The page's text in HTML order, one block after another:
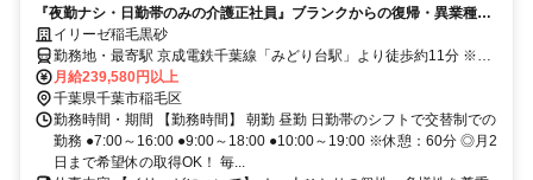
『夜勤ナシ・日勤帯のみの介護正社員』ブランクからの復帰・異業種か
らの転職も大歓迎です！
イリーゼ稲毛黒砂
勤務地・最寄駅 京成電鉄千葉線「みどり台駅」より徒歩約11分 ※車
通勤OK
月給239,580円以上
千葉県千葉市稲毛区
勤務時間・期間 【勤務時間】 朝勤 昼勤 日勤帯のシフトで交替制での
勤務 ●7:00～16:00 ●9:00～18:00 ●10:00～19:00 ※休憩：60分 ◎月2
日まで希望休の取得OK！ 毎...